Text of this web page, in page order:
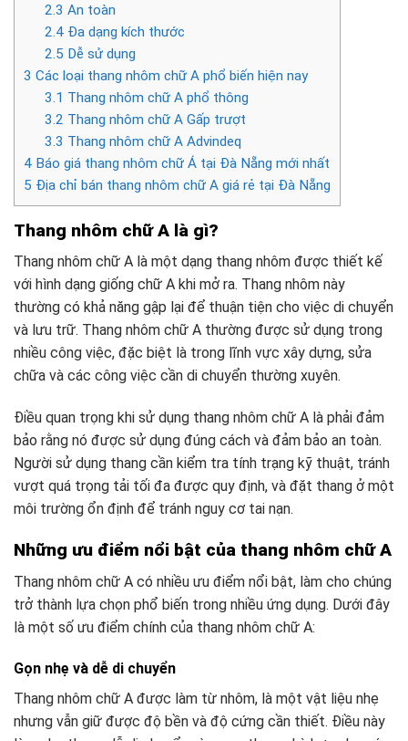
2.3 An toàn
2.4Đa dạng kích thước
2.5 Dễ sử dụng
3 Các loại thang nhôm chữ A phổ biến hiện nay
3.1 Thang nhôm chữ A phổ thông
3.2 Thang nhôm chữ A Gấp trượt
3.3 Thang nhôm chữ A Advindeq
4 Báo giá thang nhôm chữ Á tại Đà Nẵng mới nhất
5 Địa chỉ bán thang nhôm chữ A giá rẻ tại Đà Nẵng
Thang nhôm chữ A là gì?
Thang nhôm chữ A là một dạng thang nhôm được thiết kế
với hình dạng giống chữ A khi mở ra. Thang nhôm này
thường có khả năng gập lại để thuận tiện cho việc di chuyển
và lưu trữ. Thang nhôm chữ A thường được sử dụng trong
nhiều công việc, đặc biệt là trong lĩnh vực xây dựng, sửa
chữa và các công việc cần di chuyển thường xuyên.
Điều quan trọng khi sử dụng thang nhôm chữ A là phải đảm
bảo rằng nó được sử dụng đúng cách và đảm bảo an toàn.
Người sử dụng thang cần kiểm tra tính trạng kỹ thuật, tránh
vượt quá trọng tải tối đa được quy định, và đặt thang ở một
môi trường ổn định để tránh nguy cơ tai nạn.
Những ưu điểm nổi bật của thang nhôm chữ A
Thang nhôm chữ A có nhiều ưu điểm nổi bật, làm cho chúng
trở thành lựa chọn phổ biến trong nhiều ứng dụng. Dưới đây
là một số ưu điểm chính của thang nhôm chữ A:
Gọn nhẹ và dễ di chuyển
Thang nhôm chữ A được làm từ nhôm, là một vật liệu nhẹ
nhưng vẫn giữ được độ bền và độ cứng cần thiết. Điều này